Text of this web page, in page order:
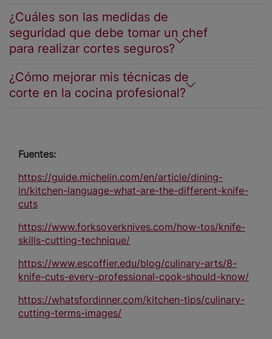
¿Cuáles son las medidas de
seguridad que debe tomar un chef
para realizar cortes seguros?
¿Cómo mejorar mis técnicas de
corte en la cocina profesional?
Fuentes:
https://guide.michelin.com/en/article/dining-
in/kitchen-language-what-are-the-different-knife-
cuts
https://www.forksoverknives.com/how-tos/knife-
skills-cutting-technique/
https://www.escoffier.edu/blog/culinary-arts/8-
knife-cuts-every-professional-cook-should-know/
https://whatsfordinner.com/kitchen-tips/culinary-
cutting-terms-images/